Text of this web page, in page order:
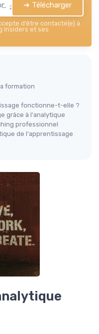
— 2026➔ Télécharger
d’être contacté(e) à
Insiders et ses
formation
fonctionne-t-elle ?
grâce à l'analytique
professionnel
de l'apprentissage